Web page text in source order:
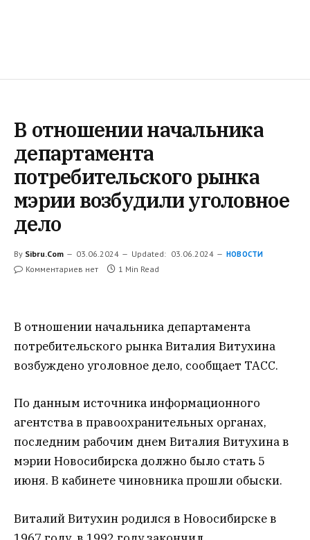
В отношении начальника
департамента
потребительского рынка
мэрии возбудили уголовное
дело
By Sibru.Com 03.06.2024 Updated: 03.06.2024 НОВОСТИ
Комментариев нет 1 Min Read
В отношении начальника департамента
потребительского рынка Виталия Витухина
возбуждено уголовное дело, сообщает ТАСС.
По данным источника информационного
агентства в правоохранительных органах,
последним рабочим днем Виталия Витухина в
мэрии Новосибирска должно было стать 5
июня. В кабинете чиновника прошли обыски.
Виталий Витухин родился в Новосибирске в